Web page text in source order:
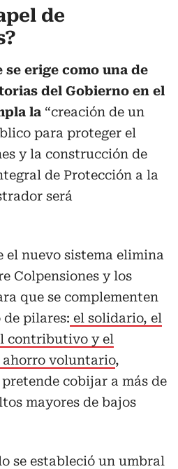
de
erige como una de
del Gobierno en el
la “creación de un
para proteger el
y la construcción de
de Protección a la
será
el nuevo sistema elimina
Colpensiones y los
que se complementen
de pilares: el solidario, el
contributivo y el
ahorro voluntario,
cobijar a más de
mayores de bajos
se estableció un umbral